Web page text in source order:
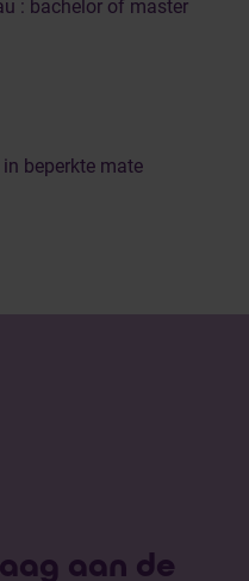
: bachelor of master
beperkte mate
aan de